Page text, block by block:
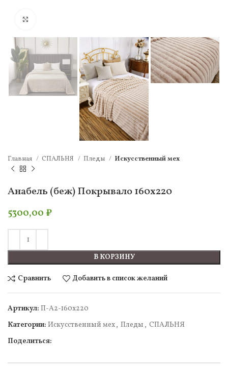
Главная СПАЛЬНЯ Пледы Искусcтвенный мех
Анабель (беж) Покрывало 160х220
5300,00 ₽
В КОРЗИНУ
Сравнить Добавить в список желаний
Артикул: П-А2-160х220
Категории: Искусcтвенный мех, Пледы , СПАЛЬНЯ
Поделиться: